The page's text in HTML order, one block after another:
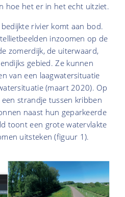
hoe het er in het echt uitziet.
rivier komt aan bod.
inzoomen op de
zomerdijk, de uiterwaard,
gebied. Ze kunnen
van een laagwatersituatie
(maart 2020). Op
strandje tussen kribben
naast hun geparkeerde
toont een grote watervlakte
uitsteken (figuur 1).